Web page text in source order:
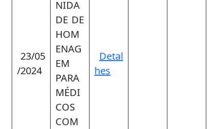
23/05
/2024
NIDA
DE DE
HOM
ENAG
EM
PARA
MÉDI
COS
COM
Detal
hes